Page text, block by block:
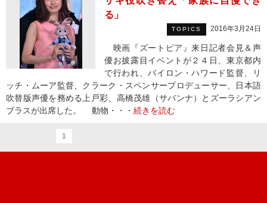
る」
TOPICS 2016年3月24日
映画『ズートピア』来日記者会見＆声
優お披露目イベントが２４日、東京都内
で行われ、バイロン・ハワード監督、リ
ッチ・ムーア監督、クラーク・スペンサープロデューサー、日本語
吹替版声優を務める上戸彩、高橋茂雄（サバンナ）とズーラシアン
ブラスが出席した。 動物・・・ 続きを読む
1